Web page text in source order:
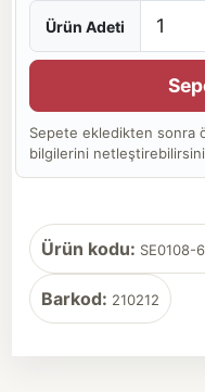
Ürün Adeti
Sepete ekledikten sonra
bilgilerini
Ürün kodu: SE0108-
Barkod: 210212